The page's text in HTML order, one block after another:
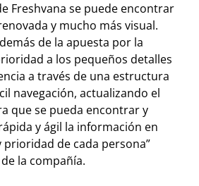
Freshvana se puede encontrar
y mucho más visual.
de la apuesta por la
a los pequeños detalles
a través de una estructura
navegación, actualizando el
que se pueda encontrar y
y ágil la información en
de cada persona”
la compañía.